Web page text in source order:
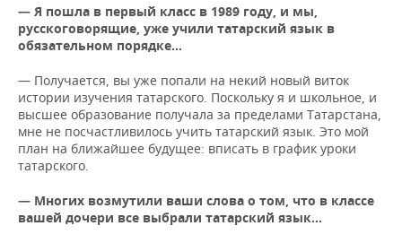
— Я пошла в первый класс в 1989 году, и мы,
русскоговорящие, уже учили татарский язык в
обязательном порядке…
— Получается, вы уже попали на некий новый виток
истории изучения татарского. Поскольку я и школьное, и
высшее образование получала за пределами Татарстана,
мне не посчастливилось учить татарский язык. Это мой
план на ближайшее будущее: вписать в график уроки
татарского.
— Многих возмутили ваши слова о том, что в классе
вашей дочери все выбрали татарский язык…